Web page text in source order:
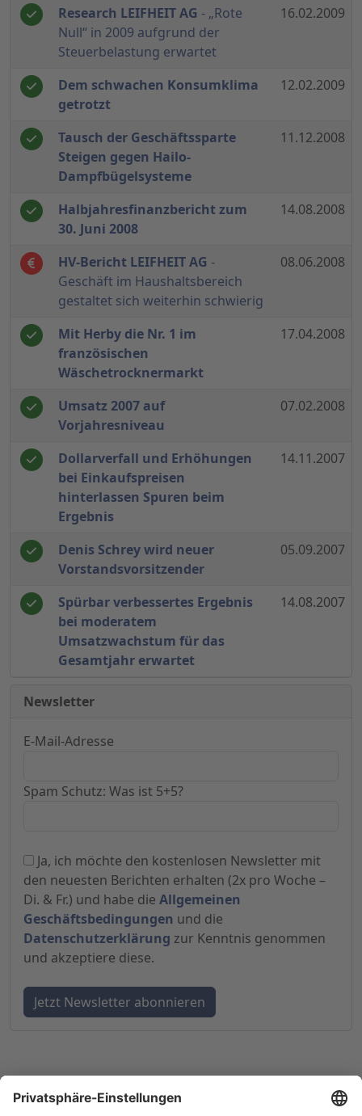
Research LEIFHEIT AG - „Rote
Null“ in 2009 aufgrund der
Steuerbelastung erwartet
16.02.2009
Dem schwachen Konsumklima
getrotzt
12.02.2009
Tausch der Geschäftssparte
Steigen gegen Hailo-
Dampfbügelsysteme
11.12.2008
Halbjahresfinanzbericht zum
30. Juni 2008
14.08.2008
HV-Bericht LEIFHEIT AG -
Geschäft im Haushaltsbereich
gestaltet sich weiterhin schwierig
08.06.2008
Mit Herby die Nr. 1 im
französischen
Wäschetrocknermarkt
17.04.2008
Umsatz 2007 auf
Vorjahresniveau
07.02.2008
Dollarverfall und Erhöhungen
bei Einkaufspreisen
hinterlassen Spuren beim
Ergebnis
14.11.2007
Denis Schrey wird neuer
Vorstandsvorsitzender
05.09.2007
Spürbar verbessertes Ergebnis
bei moderatem
Umsatzwachstum für das
Gesamtjahr erwartet
14.08.2007
Newsletter
E-Mail-Adresse
Spam Schutz: Was ist 5+5?
Ja, ich möchte den kostenlosen Newsletter mit
den neuesten Berichten erhalten (2x pro Woche –
Di. & Fr.) und habe die Allgemeinen
Geschäftsbedingungen und die
Datenschutzerklärung zur Kenntnis genommen
und akzeptiere diese.
© 1998-2026by GSC Research GmbH